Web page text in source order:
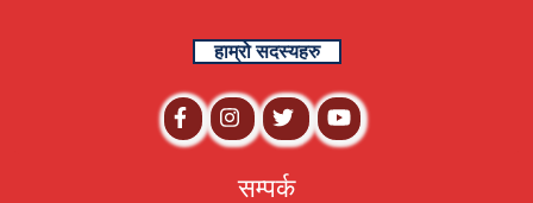
हाम्रो सदस्यहरु
सम्पर्क